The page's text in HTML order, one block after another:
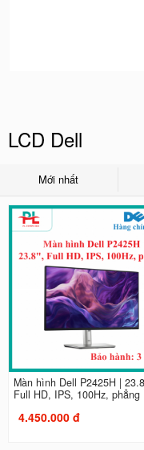
LCD Dell
Mới nhất
Màn hình Dell P2425H |
Full HD, IPS, 100Hz, phẳng
4.450.000 đ